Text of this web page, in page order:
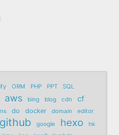
ORM PHP PPT
SQL
aws bing blog cdn cf
do docker domain
editor
github google hexo
hk